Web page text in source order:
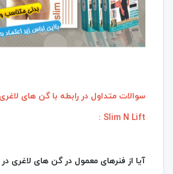
سوالات متداول در رابطه با گن های
Slim N Lift :
آیا از فنرهای معمول در گن های لاغری